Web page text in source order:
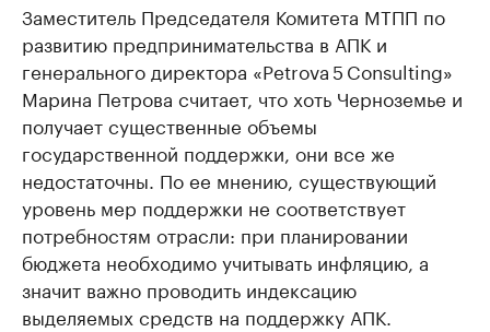
Заместитель Председателя Комитета МТПП по
развитию предпринимательства в АПК и
генерального директора «Petrova 5 Consulting»
Марина Петрова считает, что хоть Черноземье и
получает существенные объемы
государственной поддержки, они все же
недостаточны. По ее мнению, существующий
уровень мер поддержки не соответствует
потребностям отрасли: при планировании
бюджета необходимо учитывать инфляцию, а
значит важно проводить индексацию
выделяемых средств на поддержку АПК.